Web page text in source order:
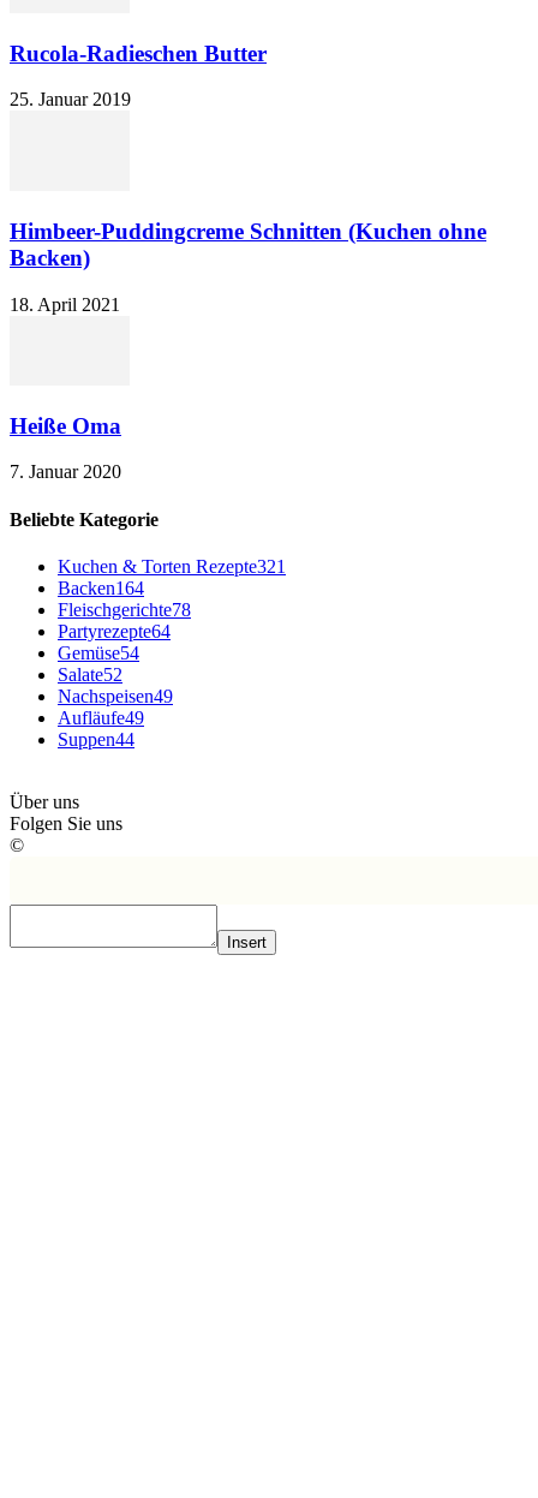
Rucola-Radieschen Butter
25. Januar 2019
Himbeer-Puddingcreme Schnitten (Kuchen ohne
Backen)
18. April 2021
Heiße Oma
7. Januar 2020
Beliebte Kategorie
Kuchen & Torten Rezepte321
Backen164
Fleischgerichte78
Partyrezepte64
Gemüse54
Salate52
Nachspeisen49
Aufläufe49
Suppen44
Über uns
Folgen Sie uns
©
Insert